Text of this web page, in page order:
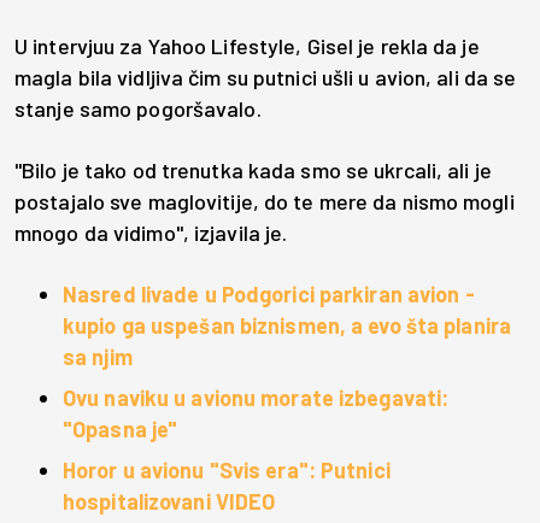
U intervjuu za Yahoo Lifestyle, Gisel je rekla da je
magla bila vidljiva čim su putnici ušli u avion, ali da se
stanje samo pogoršavalo.
"Bilo je tako od trenutka kada smo se ukrcali, ali je
postajalo sve maglovitije, do te mere da nismo mogli
mnogo da vidimo", izjavila je.
Nasred livade u Podgorici parkiran avion -
kupio ga uspešan biznismen, a evo šta planira
sa njim
Ovu naviku u avionu morate izbegavati:
"Opasna je"
Horor u avionu "Svis era": Putnici
hospitalizovani VIDEO